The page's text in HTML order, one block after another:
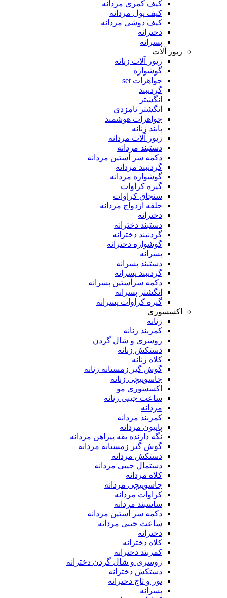
کیف کمری مردانه
کیف پول مردانه
کیف دوشی مردانه
دخترانه
پسرانه
زیور آلات
زیور آلات زنانه
گوشواره
جواهرات set
گردنبند
انگشتر
انگشتر نامزدی
جواهرات هوشمند
پابند زنانه
زیور آلات مردانه
دستبند مردانه
دکمه سر آستین مردانه
گردنبند مردانه
گوشواره مردانه
گیره کراوات
سنجاق کراوات
حلقه ازدواج مردانه
دخترانه
دستبند دخترانه
گردنبند دخترانه
گوشواره دخترانه
پسرانه
دستبند پسرانه
گردنبند پسرانه
دکمه سرآستین پسرانه
انگشتر پسرانه
گیره کراوات پسرانه
اکسسوری
زنانه
کمربند زنانه
روسری و شال گردن
دستکش زنانه
کلاه زنانه
گوش گیر زمستانه زنانه
جاسوییچی زنانه
اکسسوری مو
ساعت جیبی زنانه
مردانه
کمربند مردانه
پاپیون مردانه
نگه دارنده یقه پیراهن مردانه
گوش گیر زمستانه مردانه
دستکش مردانه
دستمال جیبی مردانه
کلاه مردانه
جاسوییچی مردانه
کراوات مردانه
ساسبند مردانه
دکمه سر آستین مردانه
ساعت جیبی مردانه
دخترانه
کلاه دخترانه
کمربند دخترانه
روسری و شال گردن دخترانه
دستکش دخترانه
تور و تاج دخترانه
پسرانه